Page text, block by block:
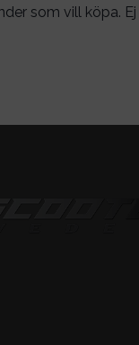
som vill köpa.